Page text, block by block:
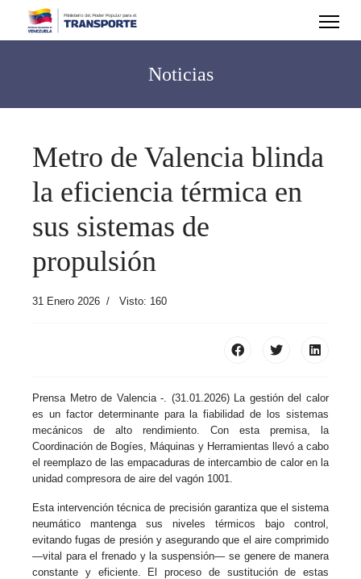
Noticias
Metro de Valencia blinda
la eficiencia térmica en
sus sistemas de
propulsión
31 Enero 2026 Visto: 160
Prensa Metro de Valencia -. (31.01.2026) La gestión del calor
es un factor determinante para la fiabilidad de los sistemas
mecánicos de alto rendimiento. Con esta premisa, la
Coordinación de Bogíes, Máquinas y Herramientas llevó a cabo
el reemplazo de las empacaduras de intercambio de calor en la
unidad compresora de aire del vagón 1001.
Esta intervención técnica de precisión garantiza que el sistema
neumático mantenga sus niveles térmicos bajo control,
evitando fugas de presión y asegurando que el aire comprimido
—vital para el frenado y la suspensión— se genere de manera
constante y eficiente. El proceso de sustitución de estas